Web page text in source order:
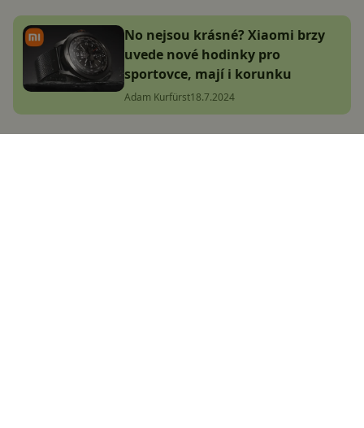
No nejsou krásné? Xiaomi brzy
uvede nové hodinky pro
sportovce, mají i korunku
Adam Kurfürst18.7.2024